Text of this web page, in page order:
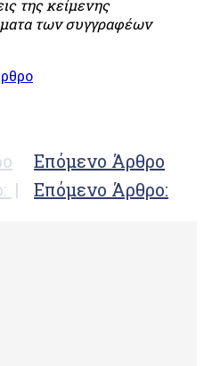
–
«GLOBALGAP»
της κείμενης
των συγγραφέων
Επόμενο Άρθρο
Επόμενο Άρθρο: